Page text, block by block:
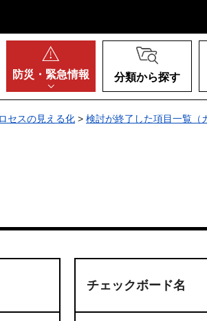
防災・ 緊急情報 分類から探す
セスの見える化 > 検討が終了した項目一覧（
チェックボード名